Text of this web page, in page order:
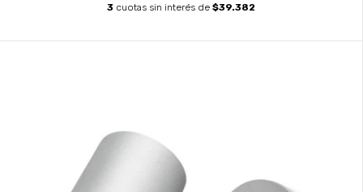
3 cuotas sin interés de $39.382